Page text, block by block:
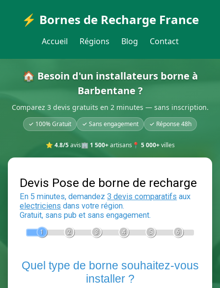
⚡ Bornes de Recharge France
Accueil Régions Blog Contact
🏠 Besoin d'un installateurs borne à
Barbentane ?
Comparez 3 devis gratuits en 2 minutes — sans inscription.
✓ 100% Gratuit ✓ Sans engagement ✓ Réponse 48h
⭐ 4.8/5avis🏢 1 500+artisans 📍 5 000+villes
Devis Pose de borne de
En 5 minutes, demandez3 devis comparatifs
Gratuit, sans pub et sans engagement.
2 3 6